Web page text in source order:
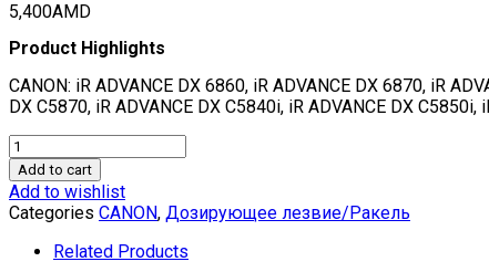
5,400AMD
Product Highlights
CANON: iR ADVANCE DX 6860, iR ADVANCE DX 6870, iR
DX C5870, iR ADVANCE DX C5840i, iR ADVANCE DX
Ракель
(двухслойный)
C-
EXV61/C-
EXV58
для
Add to cart
Add to wishlist
Categories CANON, Дозирующее лезвие/Ракель
Related Products